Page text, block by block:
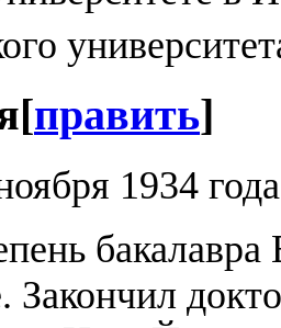
[править]
1934
бакалавра
Закончил